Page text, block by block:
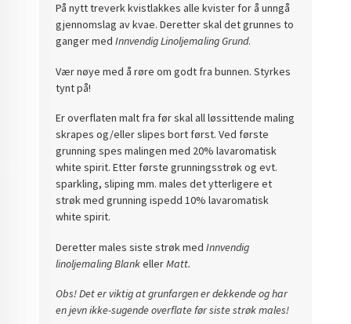
På nytt treverk kvistlakkes alle kvister for å unngå
gjennomslag av kvae. Deretter skal det grunnes to
ganger medInnvendig Linoljemaling Grund.
Vær nøye med å røre om godt fra bunnen. Styrkes
tynt på!
Er overflaten malt fra før skal all løssittende maling
skrapes og/eller slipes bort først. Ved første
grunning spes malingen med 20% lavaromatisk
white spirit. Etter første grunningsstrøk og evt.
sparkling, sliping mm. males det ytterligere et
strøk med grunning ispedd 10% lavaromatisk
white spirit.
Deretter males siste strøk medInnvendig
linoljemaling BlankellerMatt.
Obs! Det er viktig at grunfargen er dekkende og har
en jevn ikke-sugende overflate før siste strøk males!